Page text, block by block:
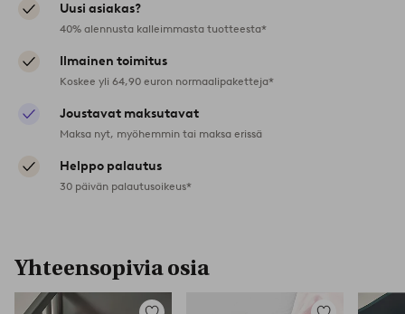
Uusi asiakas?
40% alennusta kalleimmasta tuotteesta*
Ilmainen toimitus
Koskee yli 64,90 euron normaalipaketteja*
Joustavat maksutavat
Maksa nyt, myöhemmin tai maksa erissä
Helppo palautus
30 päivän palautusoikeus*
Yhteensopivia osia